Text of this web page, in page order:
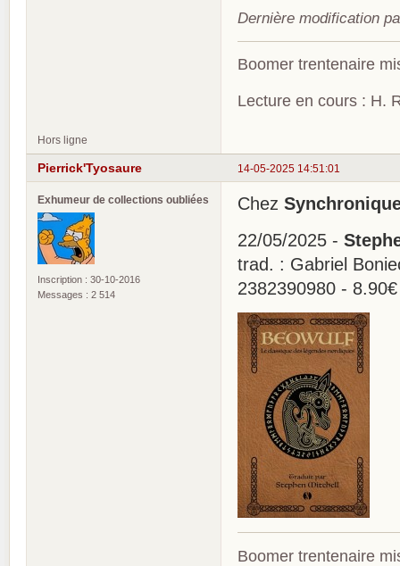
Dernière modification
Boomer trentenaire
Lecture en cours : H.
Hors ligne
14-05-2025 14:51:01
Pierrick'Tyosaure
Exhumeur de collections oubliées
Inscription : 30-10-2016
Messages : 2 514
Chez
22/05/2025 -
trad. : Gabriel
2382390980 - 8.90€
Boomer trentenaire